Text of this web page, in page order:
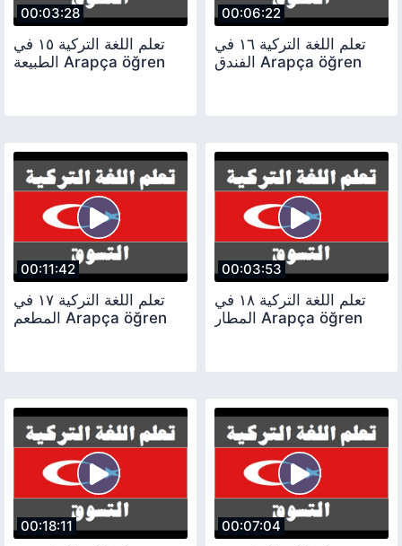
00:03:28
تعلم اللغة التركية ١٥ في
الطبيعة Arapça öğren
00:06:22
تعلم اللغة التركية ١٦ في
الفندق Arapça öğren
00:11:42
تعلم اللغة التركية ١٧ في
المطعم Arapça öğren
00:03:53
تعلم اللغة التركية ١٨ في
المطار Arapça öğren
00:18:11 00:07:04